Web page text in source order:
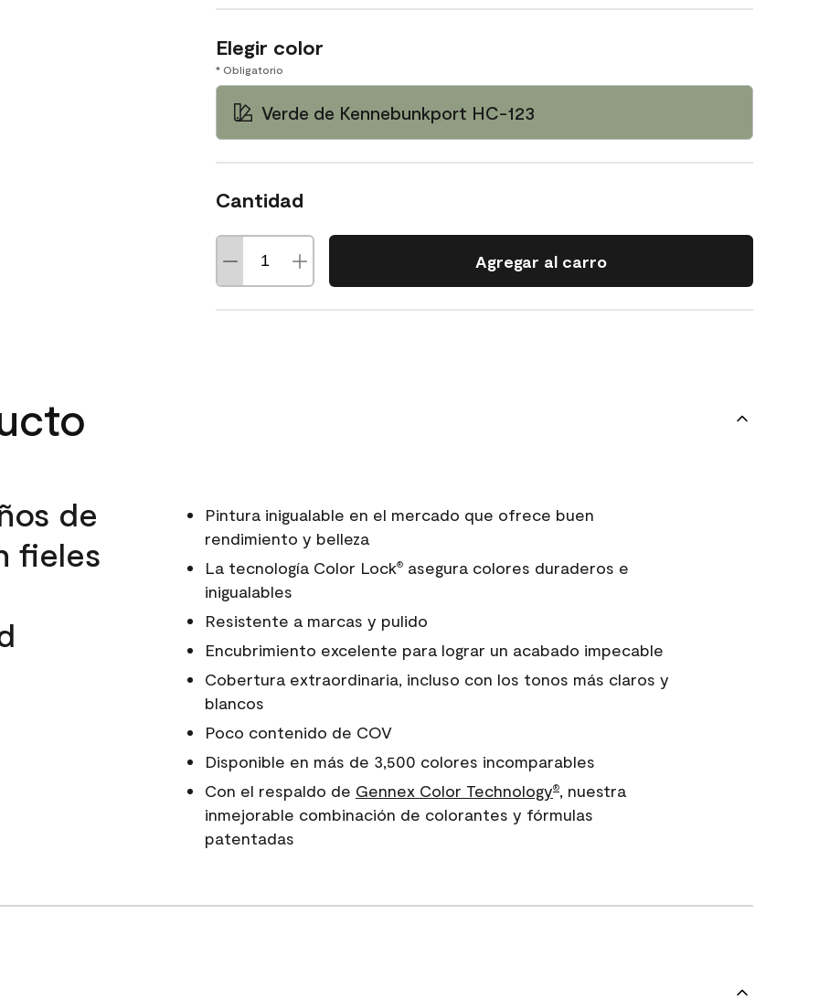
Elegir color
* Obligatorio
Verde de Kennebunkport HC-123
Cantidad
Agregar al carro
de
fieles
Pintura inigualable en el mercado que ofrece buen
rendimiento y belleza
La tecnología Color Lock®asegura colores duraderos e
inigualables
Resistente a marcas y pulido
Encubrimiento excelente para lograr un acabado impecable
Cobertura extraordinaria, incluso con los tonos más claros y
blancos
Poco contenido de COV
Disponible en más de 3,500 colores incomparables
Con el respaldo de Gennex Color Technology®, nuestra
inmejorable combinación de colorantes y fórmulas
patentadas